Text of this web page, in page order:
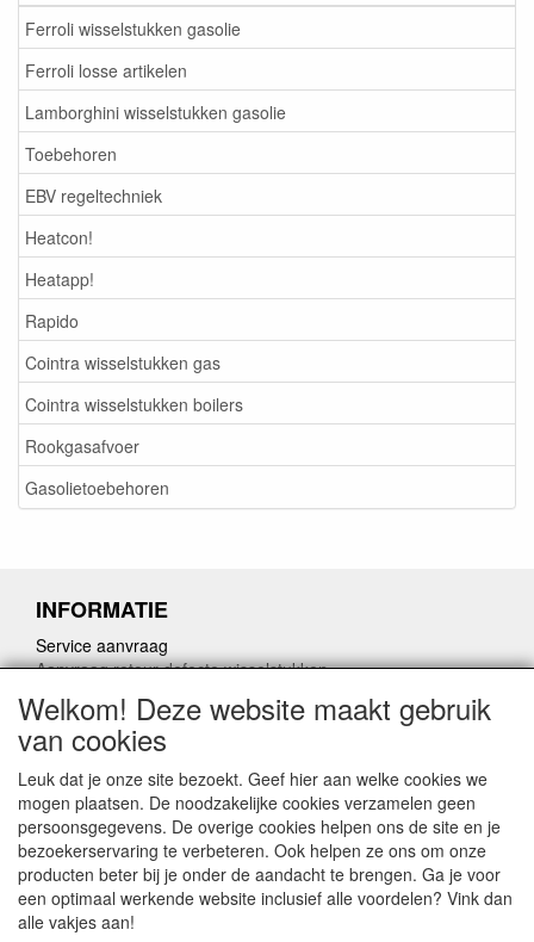
Ferroli wisselstukken gasolie
Ferroli losse artikelen
Lamborghini wisselstukken gasolie
Toebehoren
EBV regeltechniek
Heatcon!
Heatapp!
Rapido
Cointra wisselstukken gas
Cointra wisselstukken boilers
Rookgasafvoer
Gasolietoebehoren
INFORMATIE
Service aanvraag
Aanvraag retour defecte wisselstukken
Herroepingslink aanvragen
CONTACTGEGEVENS
www.ferroli-vdht.be
Rouwbergskens 7 hal 14
2340 Beerse
Welkom! Deze website maakt gebruik
van cookies
Leuk dat je onze site bezoekt. Geef hier aan welke cookies we
mogen plaatsen. De noodzakelijke cookies verzamelen geen
persoonsgegevens. De overige cookies helpen ons de site en je
bezoekerservaring te verbeteren. Ook helpen ze ons om onze
producten beter bij je onder de aandacht te brengen. Ga je voor
een optimaal werkende website inclusief alle voordelen? Vink dan
alle vakjes aan!